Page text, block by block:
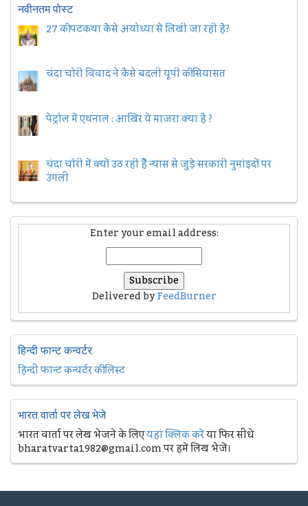
नवीनतम पोस्ट
27 की पटकथा कैसे अयोध्या से लिखी जा रही है?
चंदा चोरी विवाद ने कैसे बदली यूपी की सियासत
पेट्रोल में एथनाल : आख़िर ये माजरा क्या है ?
चंदा चोरी में क्यों उठ रही हैैं न्यास से जुड़े सरकारी नुमांइदों पर
उंगली
Enter your email address:
Delivered byFeedBurner
हिन्दी फान्ट कन्वर्टर
हिन्दी फान्ट कन्वर्टर की लिस्ट
भारत वार्ता पर लेख भेजे
भारत वार्ता पर लेख भेजने के लिएयहां क्लिक करेंया फिर सीधे
bharatvarta1982@gmail.com पर हमें लिख भेजें।